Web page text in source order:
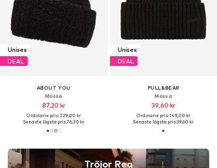
Unisex
DEAL
ABOUT YOU
Mössa
87,20 kr
Ordinarie pris: 229,00 kr
Senaste lägsta pris:76,30 kr
Tröjor Rea
Unisex
DEAL
PULL&BEAR
Mössa
39,60 kr
Ordinarie pris: 149,00 kr
Senaste lägsta pris:39,60 kr